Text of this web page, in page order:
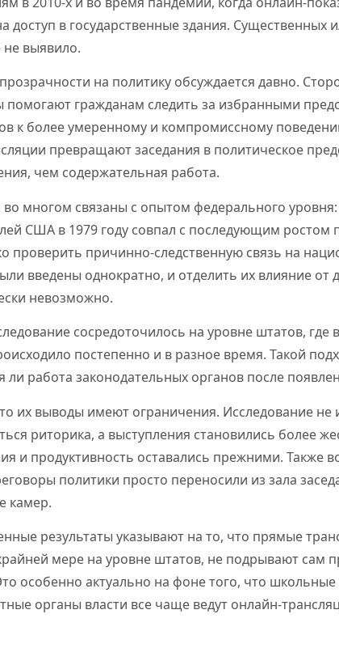
доступ в государственные здания. Существенных
выявило.
на политику обсуждается давно.
помогают гражданам следить за избранными
к более умеренному и компромиссному
превращают заседания в политическое
чем содержательная работа.
многом связаны с опытом федерального уровня:
США в 1979 году совпал с последующим ростом
проверить причинно-следственную связь на
введены однократно, и отделить их влияние от
невозможно.
сосредоточилось на уровне штатов, где
постепенно и в разное время. Такой
ли работа законодательных органов после
их выводы имеют ограничения. Исследование не
риторика, а выступления становились более
и продуктивность оставались прежними. Также
политики просто переносили из зала
камер.
результаты указывают на то, что прямые
мере на уровне штатов, не подрывают сам
особенно актуально на фоне того, что школьные
органы власти все чаще ведут онлайн-